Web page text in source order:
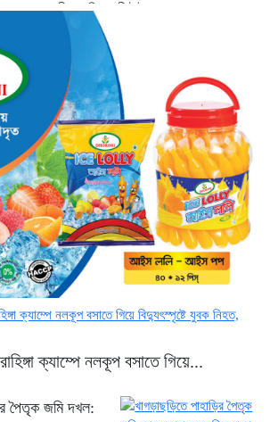
চীনে শক্তিশালী টাইফুনের আঘাত: ঘর
হারিয়েছেন ১০ লাখ বাসিন্দা
এক যুগ পর আত্মসমর্পণ: মৃত্যুদণ্ডের বিরুদ্ধে
আপিল করলেন আবুল কালাম আযাদ
৫ ঘণ্টা আগে
প্রধানমন্ত্রী তারেক রহমানের সঙ্গে ভারতীয়
হাইকমিশনারের সৌজন্য সাক্ষাৎ
৫ ঘণ্টা আগে
শিক্ষায় নারীদের জয়গান: পাসের হারে অনন্য
মেয়েরা
৬ ঘণ্টা আগে
সৌদি আরবে কারখানায় আগুন: ১৬ বাংলাদেশী
৬ ঘণ্টা আগে
মগবাজারে বেপরোয়া লরির থাবায় ঝরল দুই
মোটরসাইকেল আরোহীর প্রাণ
ক্যাম্পে নলকূপ বসাতে গিয়ে...
পৈতৃক জমি দখল: